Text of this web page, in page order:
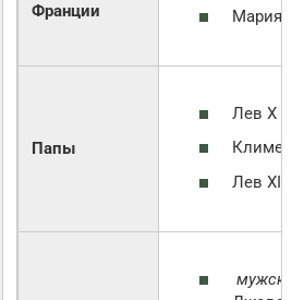
Франции
Мария
Папы
Лев X
Климент
Лев XI